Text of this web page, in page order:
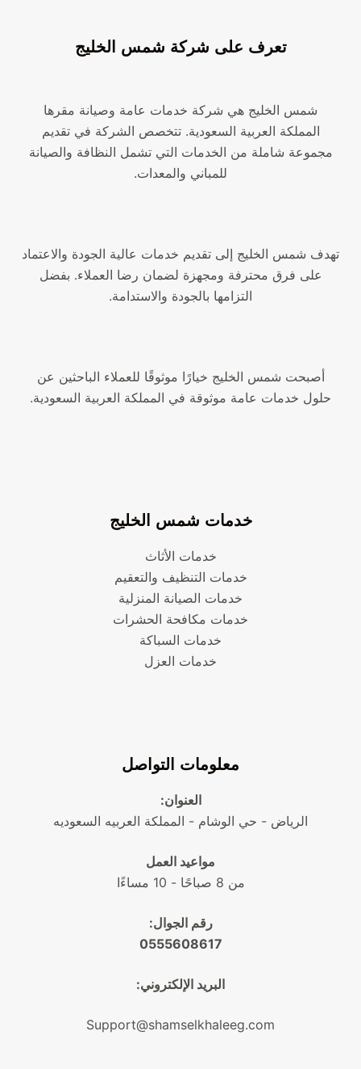
تعرف على شركة شمس الخليج
شمس الخليج هي شركة خدمات عامة وصيانة مقرها
المملكة العربية السعودية. تتخصص الشركة في تقديم
مجموعة شاملة من الخدمات التي تشمل النظافة والصيانة
للمباني والمعدات.
تهدف شمس الخليج إلى تقديم خدمات عالية الجودة والاعتماد
على فرق محترفة ومجهزة لضمان رضا العملاء. بفضل
التزامها بالجودة والاستدامة.
أصبحت شمس الخليج خيارًا موثوقًا للعملاء الباحثين عن
حلول خدمات عامة موثوقة في المملكة العربية السعودية.
خدمات شمس الخليج
خدمات الأثاث
خدمات التنظيف والتعقيم
خدمات الصيانة المنزلية
خدمات مكافحة الحشرات
خدمات السباكة
خدمات العزل
معلومات التواصل
العنوان:
الرياض - حي الوشام - المملكة العربيه السعوديه
مواعيد العمل
من 8 صباحًا - 10 مساءًا
رقم الجوال:
0555608617
البريد الإلكتروني:
Support@shamselkhaleeg.com